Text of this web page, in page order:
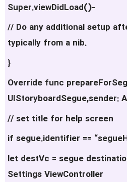
Super.viewDidLoad()-
// Do any additional setup
typically from a nib.
}
Override func
UIStoryboardSegue,sender:
// set title for help screen
if segue.identifier ==
let destVc = segue
Settings ViewController